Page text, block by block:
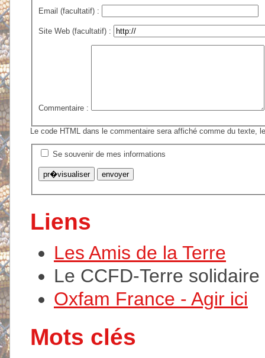
Email (facultatif) :
Site Web (facultatif) :
Commentaire :
Le code HTML dans le commentaire sera affiché comme du
Se souvenir de mes informations
Liens
Les Amis de la Terre
Le CCFD-Terre solidaire
Oxfam France - Agir ici
Mots clés